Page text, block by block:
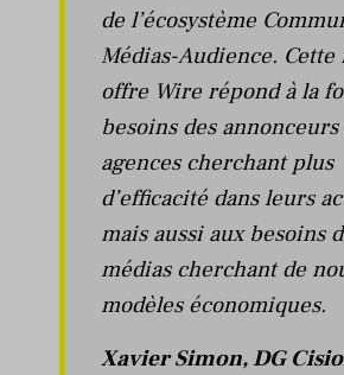
de l’écosystème
Médias-Audience. Cette
offre Wire répond à la
besoins des annonceurs
agences cherchant plus
d’efficacité dans leurs
mais aussi aux besoins
médias cherchant de
modèles économiques.
Xavier Simon, DG